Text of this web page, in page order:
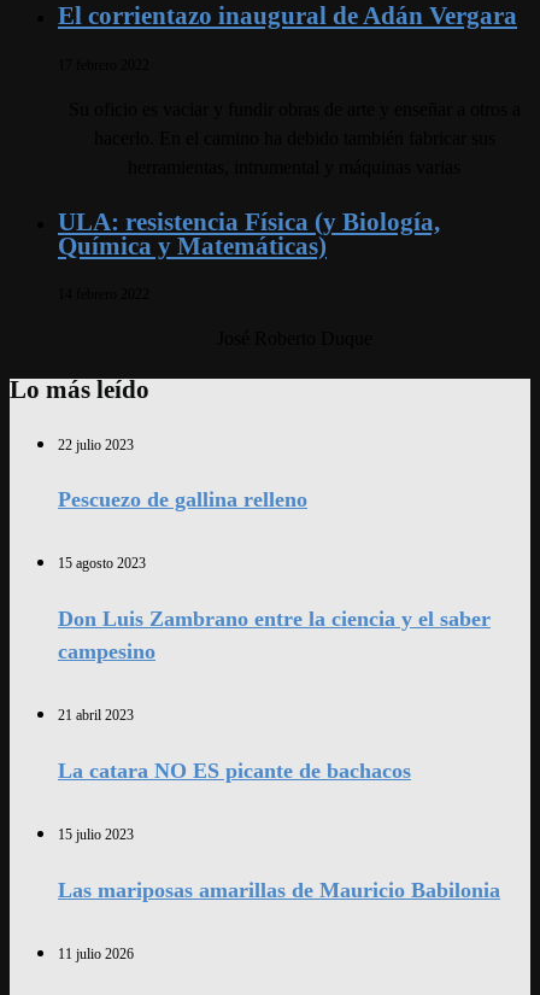
El corrientazo inaugural de Adán Vergara
ULA: resistencia Física (y Biología,
Química y Matemáticas)
Lo más leído
22 julio 2023
Pescuezo de gallina relleno
15 agosto 2023
Don Luis Zambrano entre la ciencia y el saber
campesino
21 abril 2023
La catara NO ES picante de bachacos
15 julio 2023
Las mariposas amarillas de Mauricio Babilonia
11 julio 2026